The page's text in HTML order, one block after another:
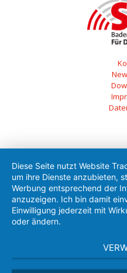
Diese Seite nutzt Website
um ihre Dienste anzubieten,
Werbung entsprechend der
anzuzeigen. Ich bin damit
Einwilligung jederzeit mit
oder ändern.